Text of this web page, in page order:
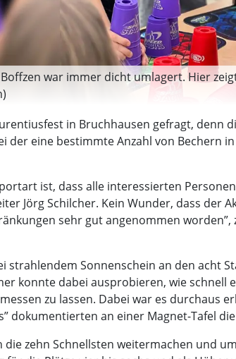
war immer dicht umlagert. Hier
in Bruchhausen gefragt, denn
der eine bestimmte Anzahl von
ist, dass alle interessierten
Jörg Schilcher. Kein Wunder, dass der
sehr gut angenommen
strahlendem Sonnenschein an den acht
konnte dabei ausprobieren, wie
zu lassen. Dabei war es durchaus
dokumentierten an einer Magnet-Tafel
zehn Schnellsten weitermachen und